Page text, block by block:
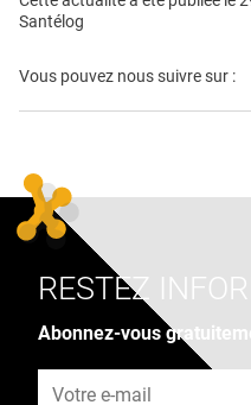
Santélog
Vous pouvez nous suivre sur :
RESTEZ
Abonnez-vous